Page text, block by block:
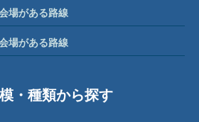
場がある路線
場がある路線
・種類から探す